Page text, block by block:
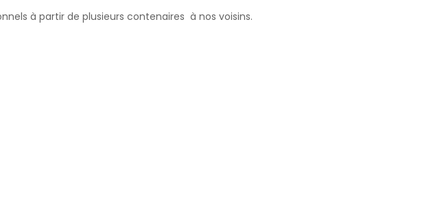
à partir de plusieurs contenaires à nos voisins.